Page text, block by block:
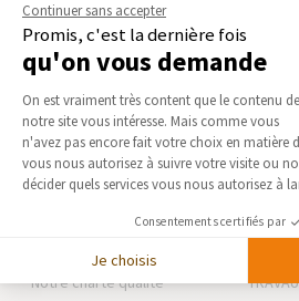
AGENCE D'ANTONY -
VERRIÈRES
Qui sommes-nous
Actualités
Notre charte qualité
NOS
Continuer sans accepter
Promis, c'est la dernière fois
qu'on vous demande
Plateforme de Gestion
On est vraiment très content que le contenu de
notre site vous intéresse. Mais comme vous
n'avez pas encore fait votre choix en matière
vous nous autorisez à suivre votre visite ou
décider quels services vous nous autorisez à
Consentements certifiés par
Je choisis
Axeptio